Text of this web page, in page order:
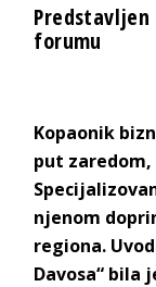
Predstavljen
forumu
Kopaonik
put
njenom
regiona.
Davosa“ bila